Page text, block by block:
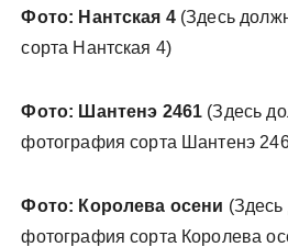
Фото: Нантская 4(Здесь
сорта Нантская 4)
Фото: Шантенэ 2461 (Здесь
фотография сорта Шантенэ
Фото: Королева осени
фотография сорта Королева